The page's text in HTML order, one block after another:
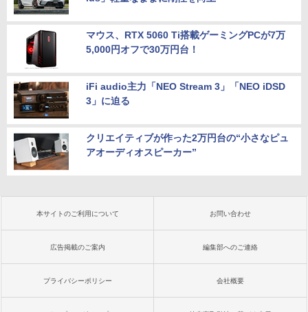
マウス、RTX 5060 Ti搭載ゲーミングPCが7万
5,000円オフで30万円台！
iFi audio主力「NEO Stream 3」「NEO iDSD
3」に迫る
クリエイティブが作った2万円台の“小さなピュ
アオーディオスピーカー”
本サイトのご利用について お問い合わせ
広告掲載のご案内 編集部へのご連絡
プライバシーポリシー 会社概要